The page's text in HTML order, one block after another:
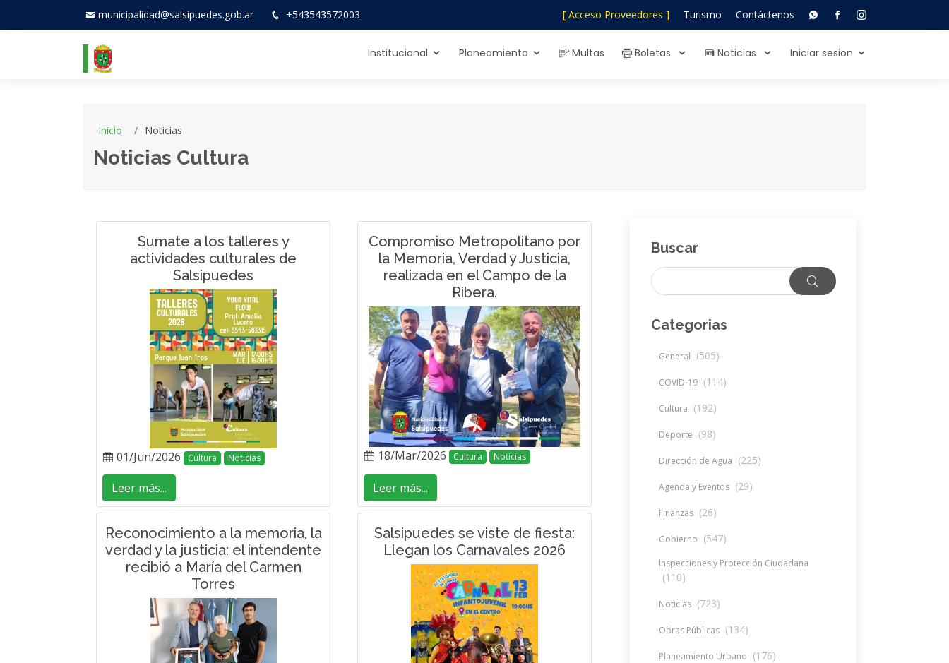
municipalidad@salsipuedes.gob.ar +543543572003 [ Acceso Proveedores ] Turismo Contáctenos
Institucional Planeamiento Multas Boletas Noticias Iniciar sesion
Inicio Noticias
Noticias Cultura
Sumate a los talleres y
actividades culturales de
Salsipuedes
01/Jun/2026 Cultura Noticias
Leer más...
Compromiso Metropolitano por
la Memoria, Verdad y Justicia,
realizada en el Campo de la
Ribera.
18/Mar/2026 Cultura Noticias
Leer más...
Reconocimiento a la memoria, la
verdad y la justicia: el intendente
recibió a María del Carmen
Torres
Salsipuedes se viste de fiesta:
Llegan los Carnavales 2026
Buscar
Categorias
General (505)
COVID-19 (114)
Cultura (192)
Deporte (98)
Dirección de Agua (225)
Agenda y Eventos (29)
Finanzas (26)
Gobierno (547)
Inspecciones y Protección Ciudadana
(110)
Noticias (723)
Obras Públicas (134)
Planeamiento Urbano (176)